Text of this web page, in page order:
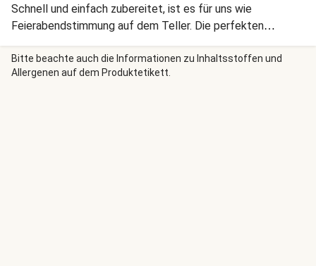
Schnell und einfach zubereitet, ist es für uns wie
Feierabendstimmung auf dem Teller. Die perfekten
Beilagen? Dein Sofa und hochgelegte Füße.
Bitte beachte auch die Informationen zu Inhaltsstoffen und
Allergenen auf dem Produktetikett.